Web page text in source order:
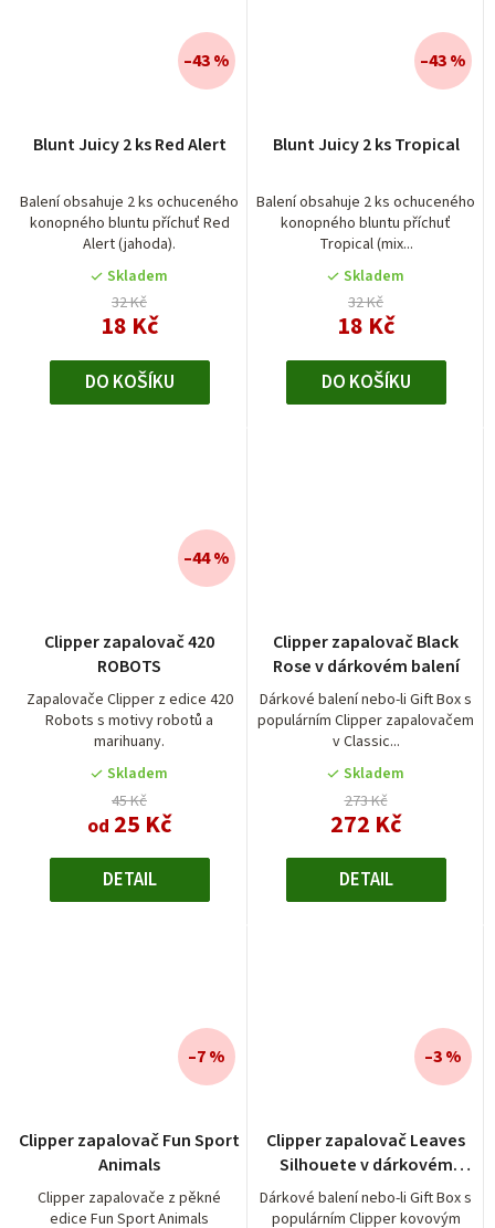
Blunt Juicy 2 ks Red Alert
Balení obsahuje 2 ks ochuceného
konopného bluntu příchuť Red
Alert (jahoda).
Skladem
32 Kč
18 Kč
–43 %
DO KOŠÍKU
Blunt Juicy 2 ks Tropical
Balení obsahuje 2 ks ochuceného
konopného bluntu příchuť
Tropical (mix...
hodnocení
je
5,0
z
5
hvězdiček.
Skladem
32 Kč
18 Kč
–43 %
DO KOŠÍKU
Clipper zapalovač 420
ROBOTS
Zapalovače Clipper z edice 420
Robots s motivy robotů a
marihuany.
Skladem
45 Kč
od 25 Kč
–44 %
DETAIL
Clipper zapalovač Black
Rose v dárkovém balení
Dárkové balení nebo-li Gift Box s
populárním Clipper zapalovačem
v Classic...
Skladem
273 Kč
272 Kč
DETAIL
Clipper zapalovač Fun Sport
Animals
Clipper zapalovače z pěkné
edice Fun Sport Animals
–7 %
Clipper zapalovač Leaves
Silhouete v dárkovém
balení
Dárkové balení nebo-li Gift Box s
populárním Clipper kovovým
–3 %